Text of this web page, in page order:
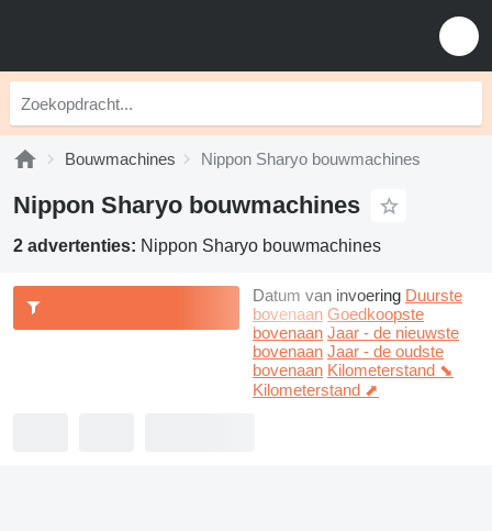
Bouwmachines Nippon Sharyo bouwmachines
Nippon Sharyo bouwmachines
2 advertenties: Nippon Sharyo bouwmachines
Datum van invoering Duurste
bovenaan Goedkoopste
bovenaan Jaar - de nieuwste
bovenaan Jaar - de oudste
bovenaan Kilometerstand ⬊
Kilometerstand ⬈